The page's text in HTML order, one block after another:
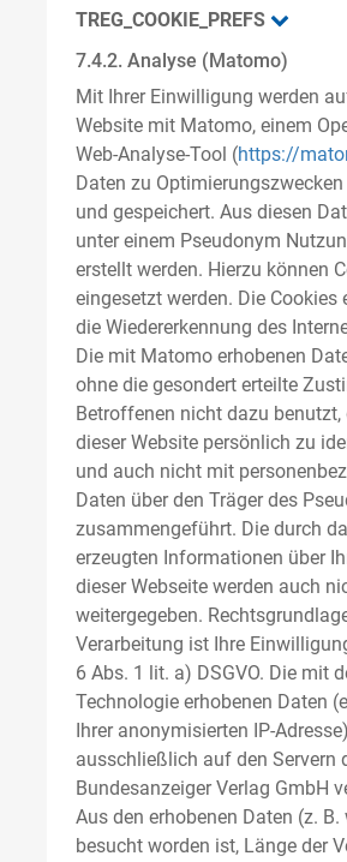
TREG_COOKIE_PREFS
7.4.2. Analyse (Matomo)
Mit Ihrer Einwilligung werden
Website mit Matomo, einem
Web-Analyse-Tool (https://
Daten zu
und gespeichert. Aus diesen
unter einem Pseudonym
erstellt werden. Hierzu können
eingesetzt werden. Die Cookies
die Wiedererkennung des
Die mit Matomo erhobenen
ohne die gesondert erteilte
Betroffenen nicht dazu benutzt,
dieser Website persönlich zu
und auch nicht mit
Daten über den Träger des
zusammengeführt. Die durch
erzeugten Informationen über
dieser Webseite werden auch
weitergegeben.
Verarbeitung ist Ihre
6 Abs. 1 lit. a) DSGVO. Die mit
Technologie erhobenen Daten
Ihrer anonymisierten IP-
ausschließlich auf den Servern
Bundesanzeiger Verlag GmbH
Aus den erhobenen Daten (z. B.
besucht worden ist, Länge der